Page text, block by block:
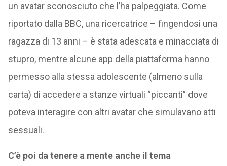
un avatar sconosciuto che l’ha palpeggiata. Come
riportato dalla BBC, una ricercatrice – fingendosi una
ragazza di 13 anni – è stata adescata e minacciata di
stupro, mentre alcune app della piattaforma hanno
permesso alla stessa adolescente (almeno sulla
carta) di accedere a stanze virtuali “piccanti” dove
poteva interagire con altri avatar che simulavano atti
sessuali.
C’è poi da tenere a mente anche il tema